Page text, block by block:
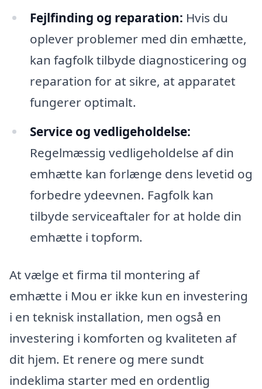
Fejlfinding og reparation: Hvis du
oplever problemer med din emhætte,
kan fagfolk tilbyde diagnosticering og
reparation for at sikre, at apparatet
fungerer optimalt.
Service og vedligeholdelse:
Regelmæssig vedligeholdelse af din
emhætte kan forlænge dens levetid og
forbedre ydeevnen. Fagfolk kan
tilbyde serviceaftaler for at holde din
emhætte i topform.
At vælge et firma til montering af
emhætte i Mou er ikke kun en investering
i en teknisk installation, men også en
investering i komforten og kvaliteten af
dit hjem. Et renere og mere sundt
indeklima starter med en ordentlig